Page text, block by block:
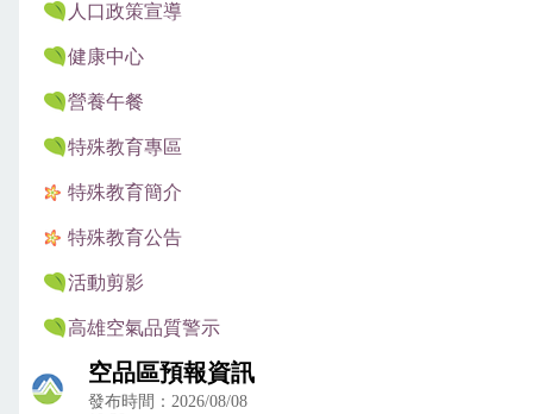
人口政策宣導
健康中心
營養午餐
特殊教育專區
特殊教育簡介
特殊教育公告
活動剪影
高雄空氣品質警示